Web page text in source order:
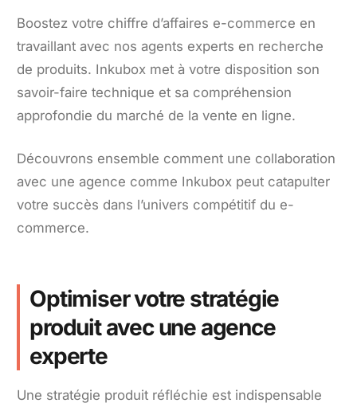
Boostez votre chiffre d’affaires e-commerce en
travaillant avec nos agents experts en recherche
de produits. Inkubox met à votre disposition son
savoir-faire technique et sa compréhension
approfondie du marché de la vente en ligne.
Découvrons ensemble comment une collaboration
avec une agence comme Inkubox peut catapulter
votre succès dans l’univers compétitif du e-
commerce.
Optimiser votre stratégie
produit avec une agence
experte
Une stratégie produit réfléchie est indispensable